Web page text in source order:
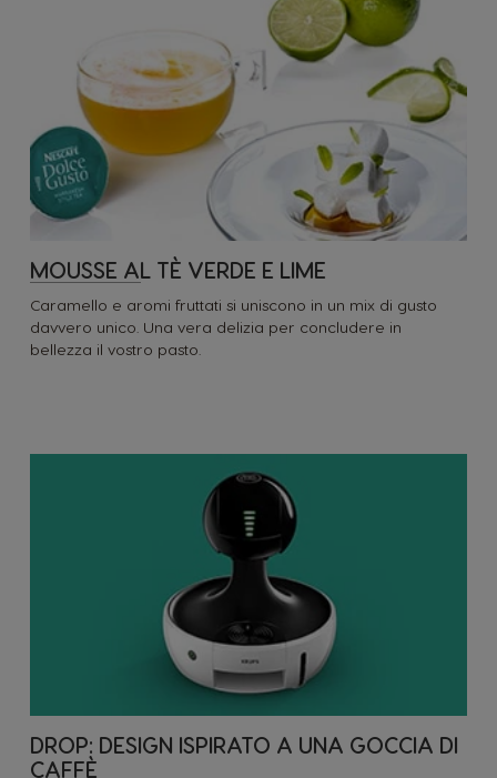
MOUSSE AL TÈ VERDE E LIME
Caramello e aromi fruttati si uniscono in un mix di gusto
davvero unico. Una vera delizia per concludere in
bellezza il vostro pasto.
DROP: DESIGN ISPIRATO A UNA GOCCIA DI
CAFFÈ